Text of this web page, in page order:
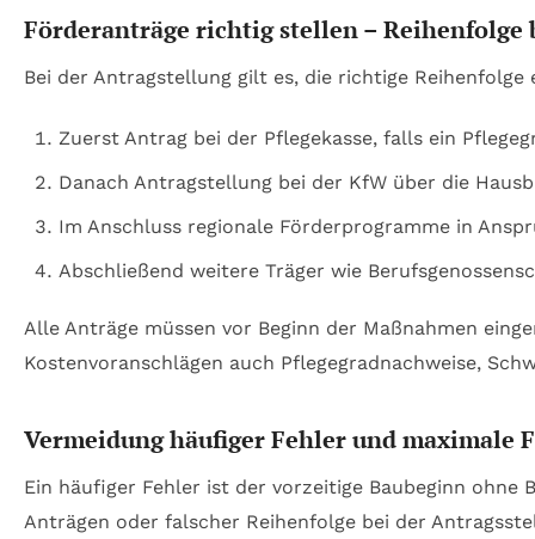
Förderanträge richtig stellen – Reihenfolge
Bei der Antragstellung gilt es, die richtige
Zuerst Antrag bei der Pflegekasse, falls ein
Danach Antragstellung bei der KfW über die
Im Anschluss regionale Förderprogramme in
Abschließend weitere Träger wie
Alle Anträge müssen vor Beginn der Maßnahmen
Kostenvoranschlägen auch Pflegegradnachweise,
Vermeidung häufiger Fehler und maximale
Ein häufiger Fehler ist der vorzeitige Baubeginn
Anträgen oder falscher Reihenfolge bei der